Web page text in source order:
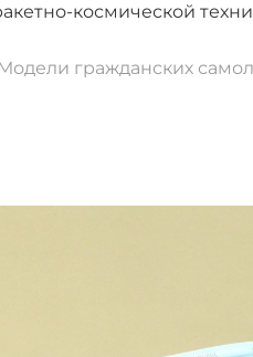
космической
Модели гражданских